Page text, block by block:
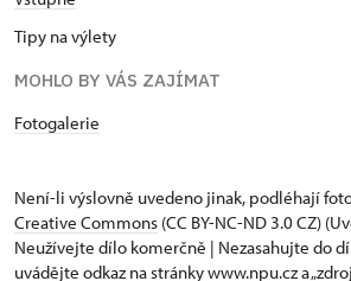
Tipy na výlety
MOHLO BY VÁS ZAJÍMAT
Fotogalerie
Není-li výslovně uvedeno jinak, podléhají
Creative Commons (CC BY-NC-ND 3.0 CZ)
Neužívejte dílo komerčně | Nezasahujte do
uvádějte odkaz na stránky www.npu.cz a